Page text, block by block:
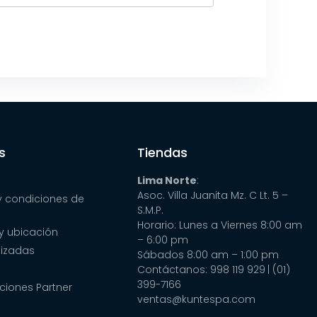
condiciones de
ubicación
Partner
Tiendas
Lima Norte:
Asoc. Villa Juanita Mz. C Lt. 5 –
S.M.P.
Horario: Lunes a Viernes 8:00 am
– 6:00 pm
Sábados 8:00 am – 1:00 pm
Contáctanos: 998 119 929 | (01)
399-7166
ventas@kuntespa.com